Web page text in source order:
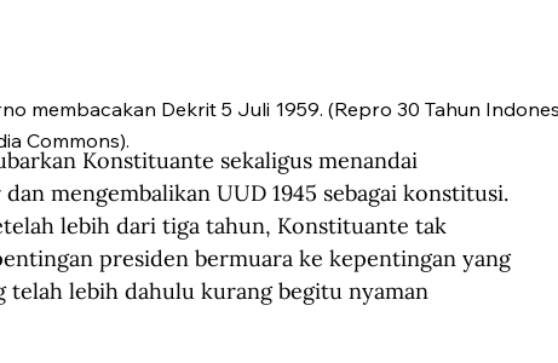
membacakan Dekrit 5 Juli 1959. (Repro 30 Tahun
Commons).
Konstituante sekaligus menandai
mengembalikan UUD 1945 sebagai konstitusi.
lebih dari tiga tahun, Konstituante tak
presiden bermuara ke kepentingan yang
telah lebih dahulu kurang begitu nyaman